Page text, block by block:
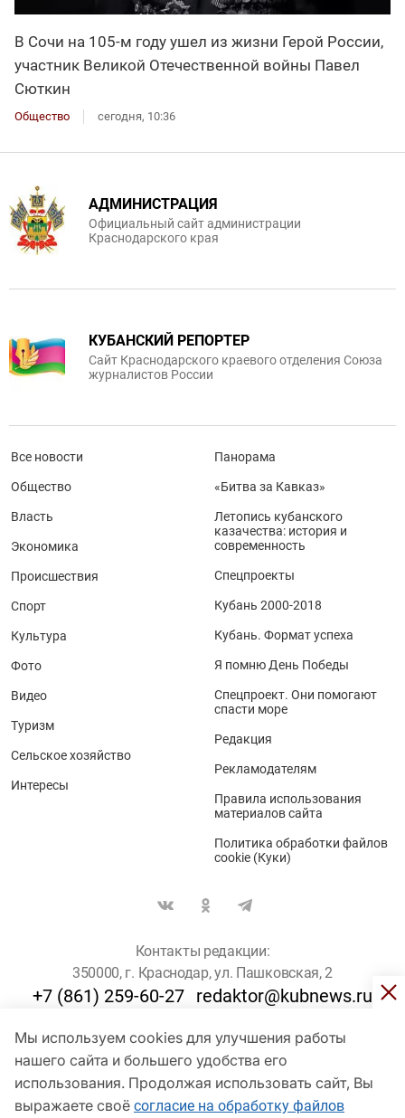
В Сочи на 105-м году ушел из жизни Герой России,
участник Великой Отечественной войны Павел
Сюткин
Общество сегодня, 10:36
Мы используем cookies для улучшения работы
нашего сайта и большего удобства его
использования. Продолжая использовать сайт, Вы
выражаете своё согласие на обработку файлов
АДМИНИСТРАЦИЯ
Официальный сайт администрации
Краснодарского края
КУБАНСКИЙ РЕПОРТЕР
Сайт Краснодарского краевого отделения Союза
журналистов России
Все новости
Общество
Власть
Экономика
Происшествия
Спорт
Культура
Фото
Видео
Туризм
Сельское хозяйство
Интересы
Панорама
«Битва за Кавказ»
Летопись кубанского
казачества: история и
современность
Спецпроекты
Кубань 2000-2018
Кубань. Формат успеха
Я помню День Победы
Спецпроект. Они помогают
спасти море
Редакция
Рекламодателям
Правила использования
материалов сайта
Политика обработки файлов
cookie (Куки)
Контакты редакции:
350000, г. Краснодар, ул. Пашковская, 2
+7 (861) 259-60-27 redaktor@kubnews.ru
Для пользователей старше 16 лет
© Кубанские Новости, 2017
Сетевое издание «kubnews» зарегистрировано Федеральной